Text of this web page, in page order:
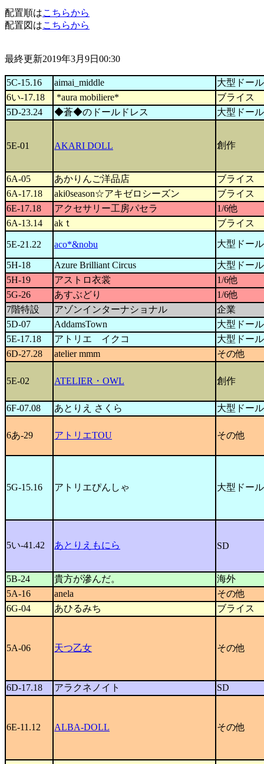
配置順はこちらから
配置図はこちらから
最終更新2019年3月9日00:30
5C-15.16 aimai_middle
大型ドール
6い-17.18
*aura mobiliere*
ブライス
5D-23.24
◆蒼◆のドールドレス 大型ドール
5E-01 AKARI DOLL 創作
6A-05 あかりんご洋品店
ブライス
6A-17.18
aki0season☆アキゼロシーズン
ブライス
6E-17.18
アクセサリー工房パセラ
1/6他
6A-13.14
akｔ ブライス
5E-21.22 aco*&nobu 大型ドール
5H-18 Azure Brilliant Circus
大型ドール
5H-19
アストロ衣裳
1/6他
5G-26
あすぶどり
1/6他
7階特設
アゾンインターナショナル
企業
5D-07
AddamsTown
大型ドール
5E-17.18
アトリエ イクコ
大型ドール
6D-27.28
atelier mmm その他
5E-02 ATELIER・OWL 創作
6F-07.08 あとりえ さくら 大型ドール
6あ-29 アトリエTOU その他
5G-15.16 アトリエぴんしゃ 大型ドール
5い-41.42 あとりえもにら SD
5B-24 貴方が滲んだ。
海外
5A-16
anela
その他
6G-04
あひるみち ブライス
5A-06 天つ乙女 その他
6D-17.18 アラクネノイト SD
6E-11.12 ALBA-DOLL その他